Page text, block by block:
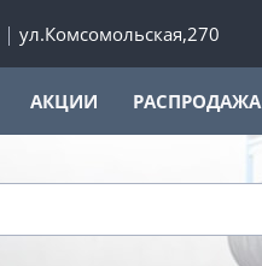
ул.Комсомольская,270
АКЦИИ РАСПРОДАЖА